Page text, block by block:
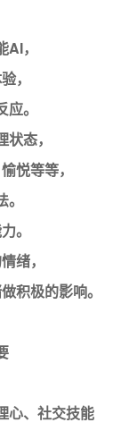
AI，
，
。
态，
悦等等，
。
绪，
积极的影响。
心、社交技能